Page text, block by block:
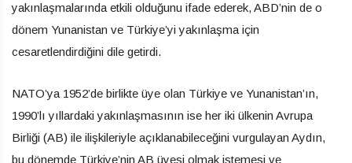
yakınlaşmalarında etkili olduğunu ifade ederek, ABD’nin de o
dönem Yunanistan ve Türkiye’yi yakınlaşma için
cesaretlendirdiğini dile getirdi.
NATO’ya 1952’de birlikte üye olan Türkiye ve Yunanistan’ın,
1990’lı yıllardaki yakınlaşmasının ise her iki ülkenin Avrupa
Birliği (AB) ile ilişkileriyle açıklanabileceğini vurgulayan Aydın,
bu dönemde Türkiye’nin AB üyesi olmak istemesi ve